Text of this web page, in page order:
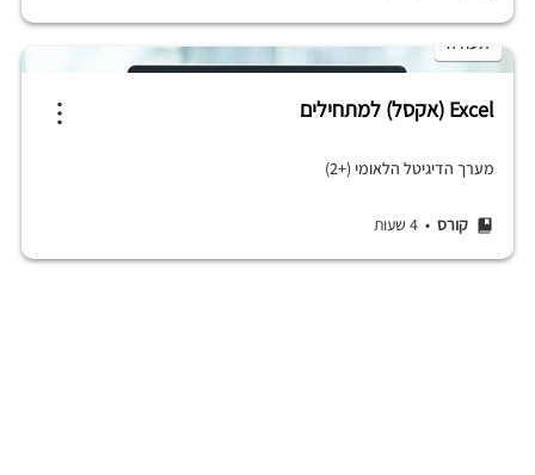
תעודה
Excel (אקסל) למתחילים
מערך הדיגיטל הלאומי (+2)
קורס • 4 שעות